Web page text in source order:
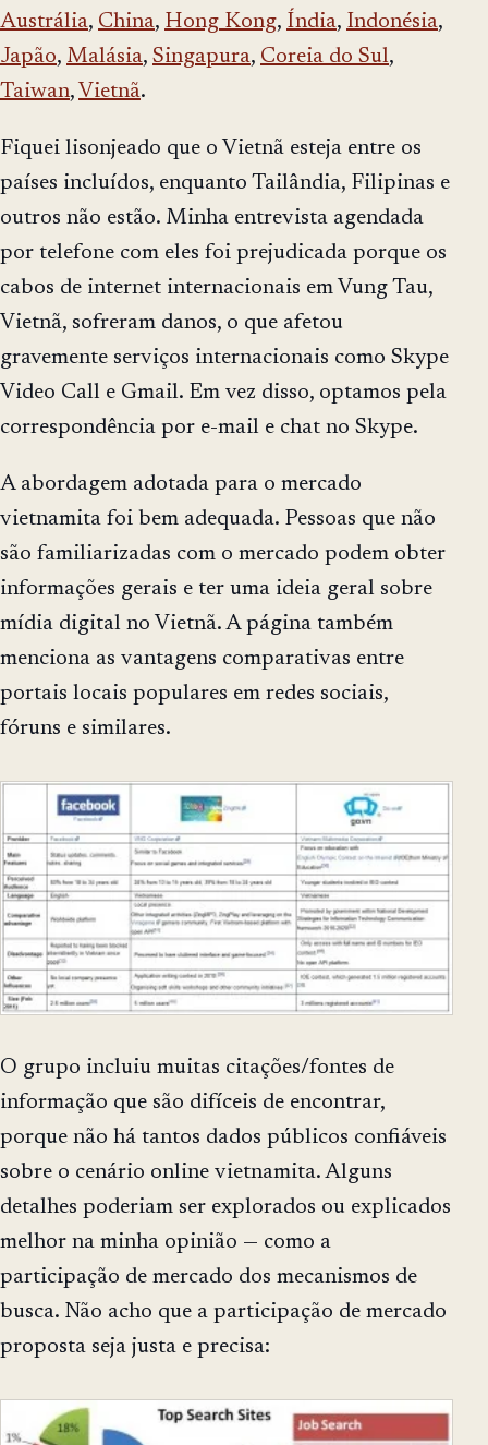
Austrália, China, Hong Kong, Índia, Indonésia,
Japão, Malásia, Singapura, Coreia do Sul,
Taiwan, Vietnã.
Fiquei lisonjeado que o Vietnã esteja entre os
países incluídos, enquanto Tailândia, Filipinas e
outros não estão. Minha entrevista agendada
por telefone com eles foi prejudicada porque os
cabos de internet internacionais em Vung Tau,
Vietnã, sofreram danos, o que afetou
gravemente serviços internacionais como Skype
Video Call e Gmail. Em vez disso, optamos pela
correspondência por e-mail e chat no Skype.
A abordagem adotada para o mercado
vietnamita foi bem adequada. Pessoas que não
são familiarizadas com o mercado podem obter
informações gerais e ter uma ideia geral sobre
mídia digital no Vietnã. A página também
menciona as vantagens comparativas entre
portais locais populares em redes sociais,
fóruns e similares.
O grupo incluiu muitas citações/fontes de
informação que são difíceis de encontrar,
porque não há tantos dados públicos confiáveis
sobre o cenário online vietnamita. Alguns
detalhes poderiam ser explorados ou explicados
melhor na minha opinião — como a
participação de mercado dos mecanismos de
busca. Não acho que a participação de mercado
proposta seja justa e precisa: